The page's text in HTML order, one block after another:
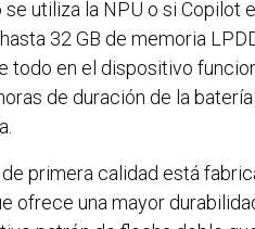
se utiliza la NPU o si Copilot
32 GB de memoria
todo en el dispositivo
de duración de la batería
primera calidad está
ofrece una mayor